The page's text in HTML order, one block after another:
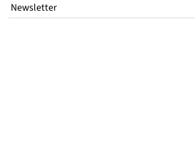
Newsletter